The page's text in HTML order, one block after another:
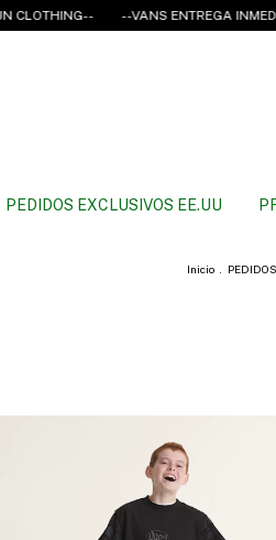
--VANS ENTREGA
PEDIDOS EXCLUSIVOS EE.UU
Inicio